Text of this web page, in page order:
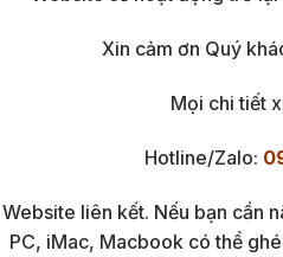
Xin cảm ơn Quý
Mọi chi tiết
Hotline/Zalo:
Website liên kết. Nếu bạn cần
PC, iMac, Macbook có thể